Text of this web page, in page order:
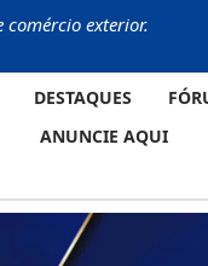
exterior.
DESTAQUES
ANUNCIE AQUI